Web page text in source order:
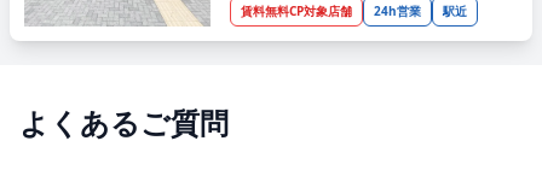
賃料無料CP対象店舗 24h営業 駅近
よくあるご質問